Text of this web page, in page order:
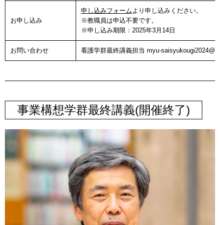
お申し込み
申し込みフォームより申し込みください。
※教職員は申込不要です。
※申し込み期限：2025年3月14日
お問い合わせ 看護学群最終講義担当 myu-
事業構想学群最終講義(開催終了)